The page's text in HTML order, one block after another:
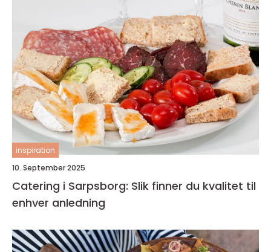
inspiration
10. September 2025
Catering i Sarpsborg: Slik finner du kvalitet til
enhver anledning